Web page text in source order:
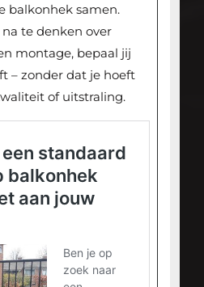
balkonhek samen.
te denken over
montage, bepaal jij
– zonder dat je hoeft
of uitstraling.